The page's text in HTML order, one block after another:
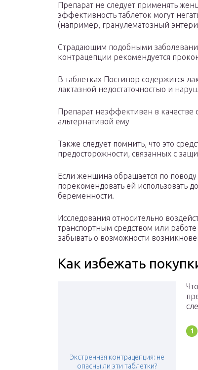
Препарат не следует применять
эффективность таблеток могут
(например, гранулематозный
Страдающим подобными
контрацепции рекомендуется
В таблетках Постинор содержится
лактазной недостаточностью и
Препарат неэффективен в качестве
альтернативой ему
Также следует помнить, что это
предосторожности, связанных с
Если женщина обращается по
порекомендовать ей использовать
беременности.
Исследования относительно
транспортным средством или
забывать о возможности
Как избежать
Экстренная контрацепция: не
опасны ли эти таблетки?